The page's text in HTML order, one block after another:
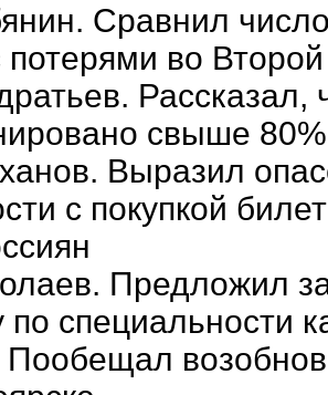
Сравнил
потерями во
Рассказал,
свыше
Выразил
с покупкой
Предложил
по специальности